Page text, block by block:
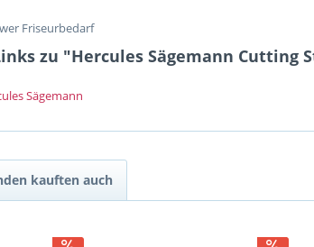
Friseurbedarf
zu "Hercules Sägemann Cutting
Sägemann
kauften auch